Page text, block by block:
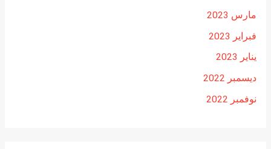
مارس 2023
فبراير 2023
يناير 2023
ديسمبر 2022
نوفمبر 2022